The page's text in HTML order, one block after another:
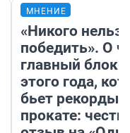
МНЕНИЕ
«Никого нельзя
победить». О
главный
этого года,
бьет рекорды в
прокате: